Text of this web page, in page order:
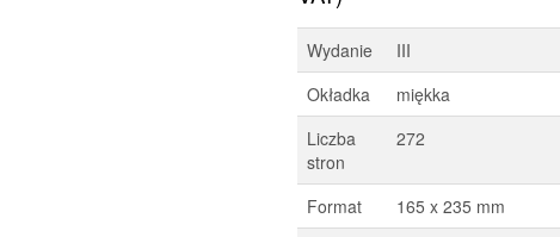
wynosiła:
44,90 zł.35,99
Wydanie
III
Okładka
miękka
Liczba
stron
272
Format
165 x 235 mm